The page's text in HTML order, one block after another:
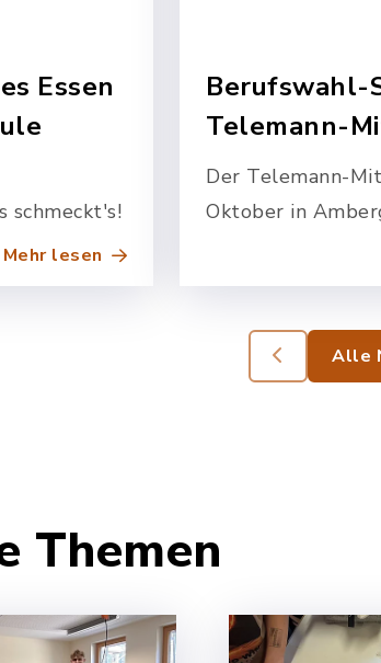
Essen
schmeckt's!
Mehr lesen
Berufswahl-
Telemann-
Der Telemann-
Oktober in
Alle
Themen